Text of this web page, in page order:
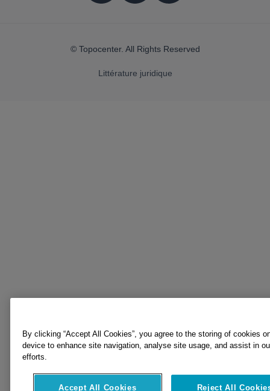
© Topocenter. All Rights Reserved
Littérature juridique
By clicking “Accept All Cookies”, you agree to the storing of cookies
device to enhance site navigation, analyse site usage, and assist in
efforts.
Accept All Cookies Reject All